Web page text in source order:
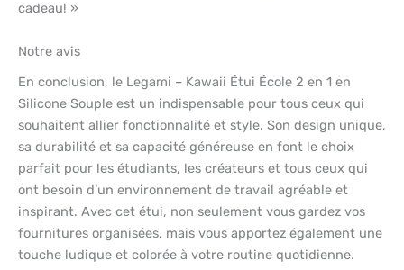
cadeau! »
Notre avis
En conclusion, le Legami – Kawaii Étui École 2 en 1 en
Silicone Souple est un indispensable pour tous ceux qui
souhaitent allier fonctionnalité et style. Son design unique,
sa durabilité et sa capacité généreuse en font le choix
parfait pour les étudiants, les créateurs et tous ceux qui
ont besoin d’un environnement de travail agréable et
inspirant. Avec cet étui, non seulement vous gardez vos
fournitures organisées, mais vous apportez également une
touche ludique et colorée à votre routine quotidienne.